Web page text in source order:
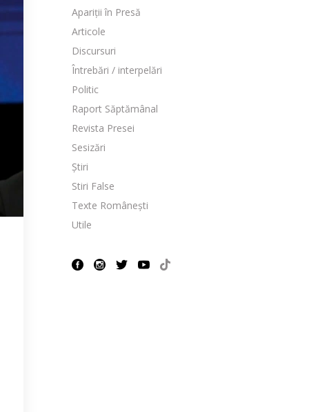
Apariții în Presă
Articole
Discursuri
Întrebări / interpelări
Politic
Raport Săptămânal
Revista Presei
Sesizări
Știri
Stiri False
Texte Românești
Utile